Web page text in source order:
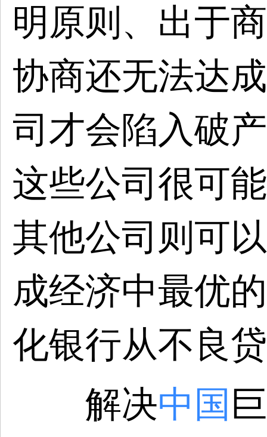
明原则、出于
协商还无法达
司才会陷入破
这些公司很可
其他公司则可
成经济中最优
化银行从不良
解决中国